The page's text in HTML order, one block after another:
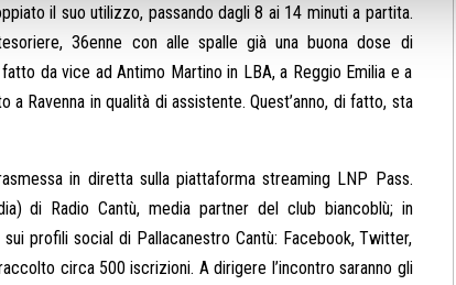
il suo utilizzo, passando dagli 8 ai 14 minuti a partita.
36enne con alle spalle già una buona dose di
da vice ad Antimo Martino in LBA, a Reggio Emilia e a
Ravenna in qualità di assistente. Quest’anno, di fatto, sta
in diretta sulla piattaforma streaming LNP Pass.
di Radio Cantù, media partner del club biancoblù; in
profili social di Pallacanestro Cantù: Facebook, Twitter,
circa 500 iscrizioni. A dirigere l’incontro saranno gli